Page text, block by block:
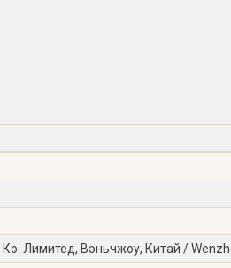
Лимитед, Вэньчжоу, Китай /